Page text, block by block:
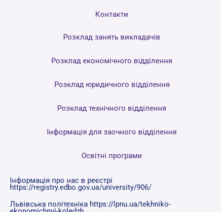
Контакти
Розклад занять викладачів
Розклад економічного відділення
Розклад юридичного відділення
Розклад технічного відділення
Інформація для заочного відділення
Освітні програми
Інформація про нас в реєстрі
https://registry.edbo.gov.ua/university/906/
Львівська політехніка https://lpnu.ua/tekhniko-